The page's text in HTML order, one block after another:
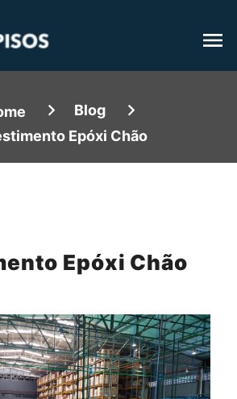
Blog
Epóxi Chão
Epóxi Chão